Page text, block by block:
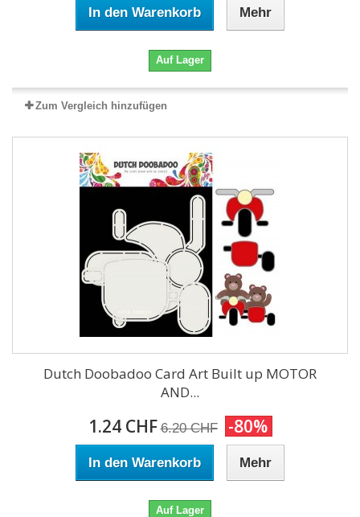
In den Warenkorb Mehr
Auf Lager
Zum Vergleich hinzufügen
Dutch Doobadoo Card Art Built up MOTOR
AND...
1.24 CHF 6.20 CHF -80%
In den Warenkorb Mehr
Auf Lager